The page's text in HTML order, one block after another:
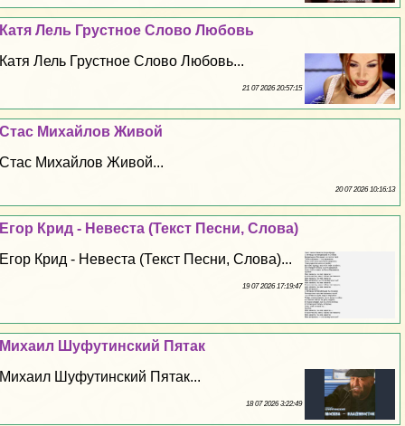
Катя Лель Грустное Слово Любовь
Катя Лель Грустное Слово Любовь...
21 07 2026 20:57:15
Стас Михайлов Живой
Стас Михайлов Живой...
20 07 2026 10:16:13
Егор Крид - Невеста (Текст Песни, Слова)
Егор Крид - Невеста (Текст Песни, Слова)...
19 07 2026 17:19:47
Михаил Шуфутинский Пятак
Михаил Шуфутинский Пятак...
18 07 2026 3:22:49